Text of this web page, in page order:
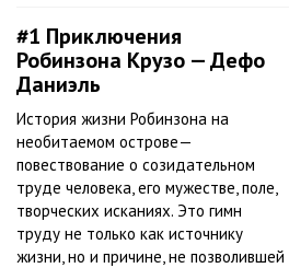
#1 Приключения
Робинзона Крузо — Дефо
Даниэль
История жизни Робинзона на
необитаемом острове—
повествование о созидательном
труде человека, его мужестве, поле,
творческих исканиях. Это гимн
труду не только как источнику
жизни, но и причине, не позволившей